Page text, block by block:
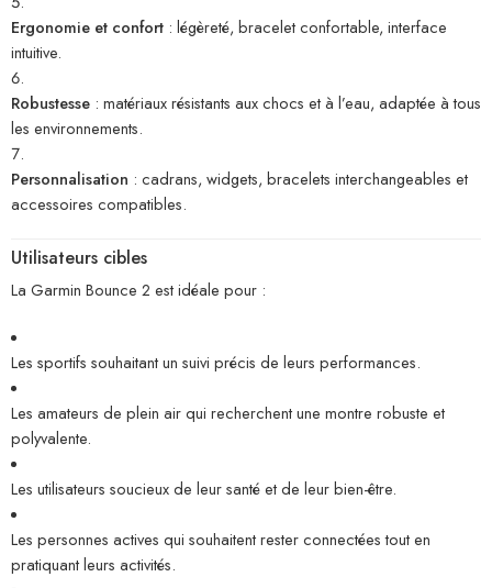
Ergonomie et confort : légèreté, bracelet confortable, interface
intuitive.
Robustesse : matériaux résistants aux chocs et à l’eau, adaptée à tous
les environnements.
Personnalisation : cadrans, widgets, bracelets interchangeables et
accessoires compatibles.
Utilisateurs cibles
La Garmin Bounce 2 est idéale pour :
Les sportifs souhaitant un suivi précis de leurs performances.
Les amateurs de plein air qui recherchent une montre robuste et
polyvalente.
Les utilisateurs soucieux de leur santé et de leur bien-être.
Les personnes actives qui souhaitent rester connectées tout en
pratiquant leurs activités.